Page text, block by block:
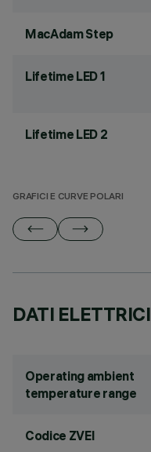
MacAdam Step
Lifetime LED 1
Lifetime LED 2
GRAFICI E CURVE POLARI
DATI ELETTRICI
Operating ambient
temperature range
Codice ZVEI